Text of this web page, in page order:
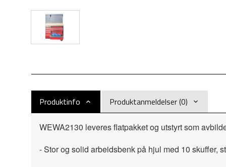
Produktinfo Produktanmeldelser (0)
WEWA2130 leveres flatpakket og utstyrt som
- Stor og solid arbeidsbenk på hjul med 10 skuffer,